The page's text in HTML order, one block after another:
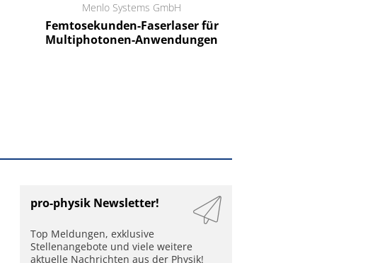
Menlo Systems GmbH
Femtosekunden-Faserlaser für
Multiphotonen-Anwendungen
pro-physik Newsletter!
Top Meldungen, exklusive
Stellenangebote und viele weitere
aktuelle Nachrichten aus der Physik!